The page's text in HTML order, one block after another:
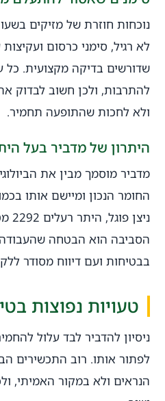
נוכחות חוזרת של מזיקים
לא רגיל, סימני כרסום
שדורשים בדיקה מקצועית. כל
להתרבות, ולכן חשוב לבדוק
ולא לחכות שהתופעה תחמיר.
היתרון של מדביר בעל
מדביר מוסמך מבין את
החומר הנכון ומיישם אותו
הסביבה הוא הבטחה
בבטיחות ועם דיווח מסודר
טעויות נפוצות
ניסיון להדביר לבד עלול
לפתור אותו. רוב התכשירים
הנראים ולא במקור האמיתי,